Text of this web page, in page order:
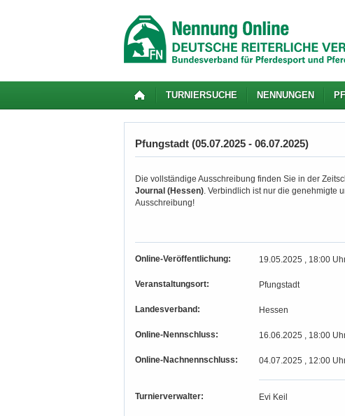
TURNIERSUCHE NENNUNGEN
Pfungstadt (05.07.2025 - 06.07.2025)
Die vollständige Ausschreibung finden Sie in der
Journal (Hessen). Verbindlich ist nur die genehmigte
Ausschreibung!
Online-Veröffentlichung: 19.05.2025 , 18:00
Veranstaltungsort: Pfungstadt
Landesverband: Hessen
Online-Nennschluss: 16.06.2025 , 18:00
Online-Nachnennschluss: 04.07.2025 , 12:00
Turnierverwalter: Evi Keil